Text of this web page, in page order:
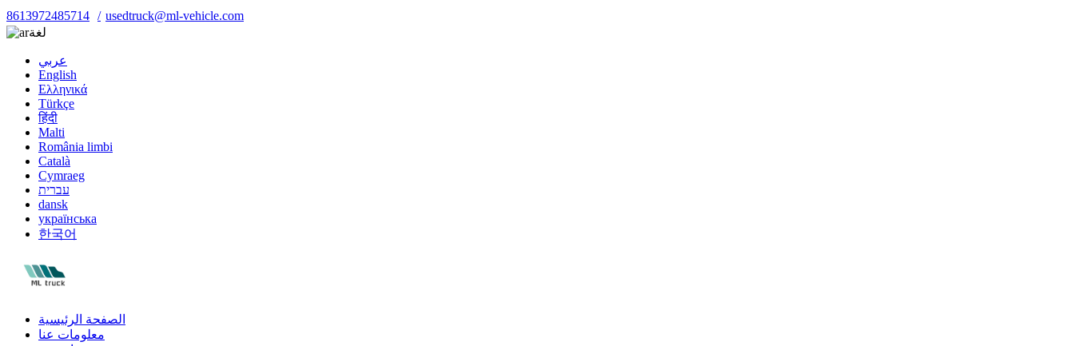
8613972485714
usedtruck@ml-vehicle.com
لغة
عربي
English
Ελληνικά
Türkçe
हिंदी
Malti
România limbi
Català
Cymraeg
עברית
dansk
українська
한국어
الصفحة الرئيسية
معلومات عنا